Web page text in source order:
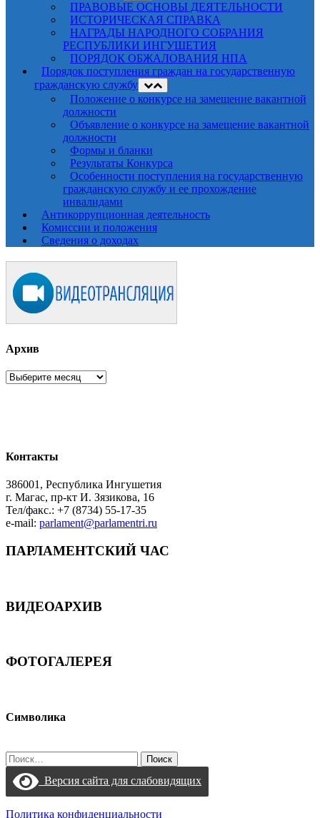
ПРАВОВЫЕ ОСНОВЫ ДЕЯТЕЛЬНОСТИ
ИСТОРИЧЕСКАЯ СПРАВКА
НАГРАДЫ НАРОДНОГО СОБРАНИЯ
РЕСПУБЛИКИ ИНГУШЕТИЯ
ПОРЯДОК ОБЖАЛОВАНИЯ НПА
Порядок поступления граждан на государственную
гражданскую службу
Положение о конкурсе на замещение вакантной
должности
Объявление о конкурсе на замещение вакантной
должности
Формы и бланки
Результаты Конкурса
Особенности поступления на государственную
гражданскую службу и ее прохождение
инвалидами
Антикоррупционная деятельность
Комиссии и положения
Сведения о доходах
Архив
Архив
Контакты
386001, Республика Ингушетия
г. Магас, пр-кт И. Зязикова, 16
Тел/факс.: +7 (8734) 55-17-35
e-mail: parlament@parlamentri.ru
ПАРЛАМЕНТСКИЙ ЧАС
ВИДЕОАРХИВ
ФОТОГАЛЕРЕЯ
Символика
Найти:
Версия сайта для слабовидящих
Политика конфиденциальности